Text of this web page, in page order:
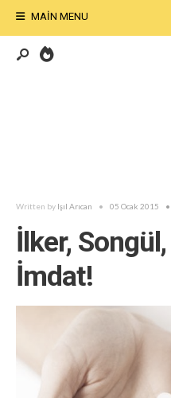
MAIN MENU
Written by Işıl Arıcan • 05 Ocak 2015 •
İlker,
İmdat!